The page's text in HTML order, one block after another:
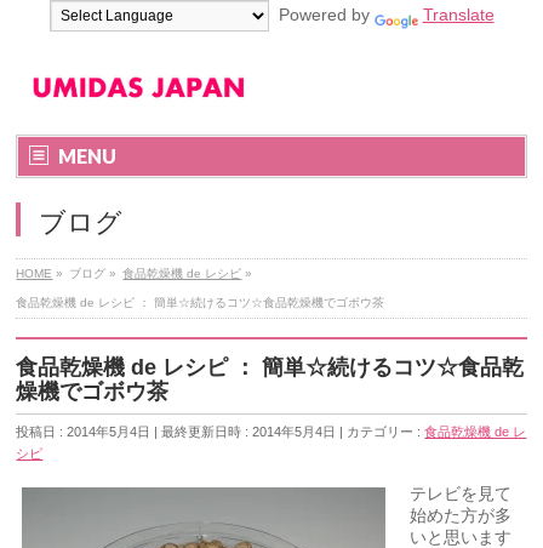
Powered by Translate
MENU
ブログ
HOME » ブログ » 食品乾燥機 de レシピ »
食品乾燥機 de レシピ ： 簡単☆続けるコツ☆食品乾燥機でゴボウ茶
食品乾燥機 de レシピ ： 簡単☆続けるコツ☆食品乾
燥機でゴボウ茶
投稿日 : 2014年5月4日 最終更新日時 : 2014年5月4日 カテゴリー :食品乾燥機 de レ
シピ
テレビを見て
始めた方が多
いと思います